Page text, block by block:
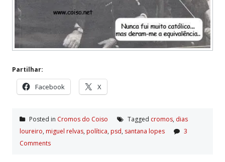
Partilhar:
Facebook X
Posted in Cromos do Coiso Tagged cromos, dias
loureiro, miguel relvas, polí­tica, psd, santana lopes
3
Comments